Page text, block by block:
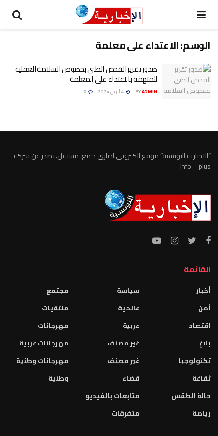
الوسم:الاعتداء على معلمة
صدور تقرير الفحص الطبي بخصوص السلامة العقلية
للمتهمة بالاعتداء على المعلمة
BYADMIN
“الاخبارية التونسية” موقع الكتروني اخباري جامع، مستقل، يصدر عن شركة
info – plus
القائمة
أخبار
أمن
اقتصاد
بلاغ
تكنولوجيا
ثقافة
حالة الطقس
رياضة
سياسة
عالمية
عربية
غير مصنف
غير مصنف
قضاء
متابعات بالفيديو
متفرقات
مجتمع
ملتقيات
مهرجانات
مهرجانات عربية
مهرجانات وطنية
وطنية